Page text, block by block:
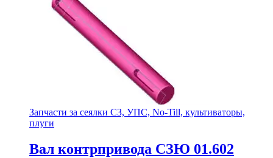
Запчасти за сеялки СЗ, УПС, No-Till, культиваторы,
плуги
Вал контрпривода СЗЮ 01.602